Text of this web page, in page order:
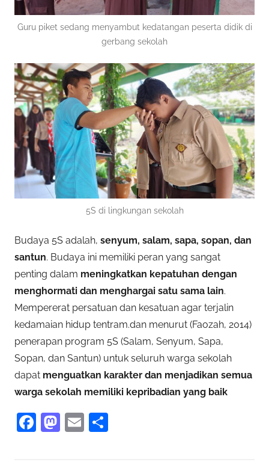
Guru piket sedang menyambut kedatangan peserta didik di
gerbang sekolah
5S di lingkungan sekolah
Budaya 5S adalah, senyum, salam, sapa, sopan, dan
santun. Budaya ini memiliki peran yang sangat
penting dalam meningkatkan kepatuhan dengan
menghormati dan menghargai satu sama lain.
Mempererat persatuan dan kesatuan agar terjalin
kedamaian hidup tentram.dan menurut (Faozah, 2014)
penerapan program 5S (Salam, Senyum, Sapa,
Sopan, dan Santun) untuk seluruh warga sekolah
dapat menguatkan karakter dan menjadikan semua
warga sekolah memiliki kepribadian yang baik
F
M E